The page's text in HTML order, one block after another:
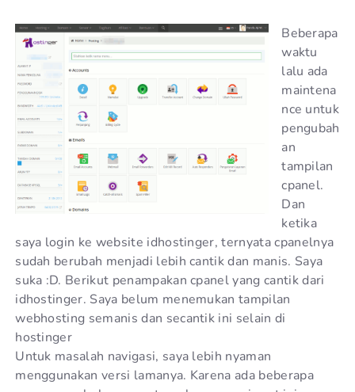
Beberapa
waktu
lalu ada
maintena
nce untuk
pengubah
an
tampilan
cpanel.
Dan
ketika
saya login ke website idhostinger, ternyata cpanelnya
sudah berubah menjadi lebih cantik dan manis. Saya
suka :D. Berikut penampakan cpanel yang cantik dari
idhostinger. Saya belum menemukan tampilan
webhosting semanis dan secantik ini selain di
hostinger
Untuk masalah navigasi, saya lebih nyaman
menggunakan versi lamanya. Karena ada beberapa